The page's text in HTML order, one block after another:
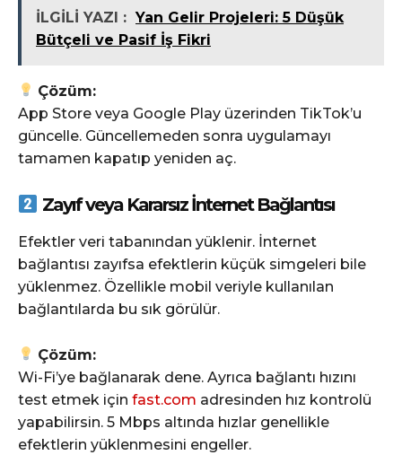
İLGİLİ YAZI : Yan Gelir Projeleri: 5 Düşük
Bütçeli ve Pasif İş Fikri
Çözüm:
App Store veya Google Play üzerinden TikTok’u
güncelle. Güncellemeden sonra uygulamayı
tamamen kapatıp yeniden aç.
Zayıf veya Kararsız İnternet Bağlantısı
Efektler veri tabanından yüklenir. İnternet
bağlantısı zayıfsa efektlerin küçük simgeleri bile
yüklenmez. Özellikle mobil veriyle kullanılan
bağlantılarda bu sık görülür.
Çözüm:
Wi-Fi’ye bağlanarak dene. Ayrıca bağlantı hızını
test etmek için fast.com adresinden hız kontrolü
yapabilirsin. 5 Mbps altında hızlar genellikle
efektlerin yüklenmesini engeller.